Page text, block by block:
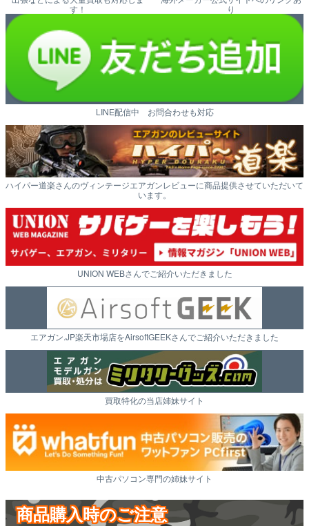
す！
り
LINE配信中 お問合わせも対応
ハイパー道楽さんのヴィンテージエアガンレビューに商品提供させていただいて
います。
UNION WEBさんでご紹介いただきました
エアガン.JP楽天市場店をAirsoftGEEKさんでご紹介いただきました
買取特化の当店姉妹サイト
中古パソコン専門の姉妹サイト
商品購入時のご注意